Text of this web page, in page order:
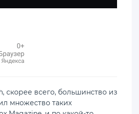
скорее всего, большинство из
множество таких